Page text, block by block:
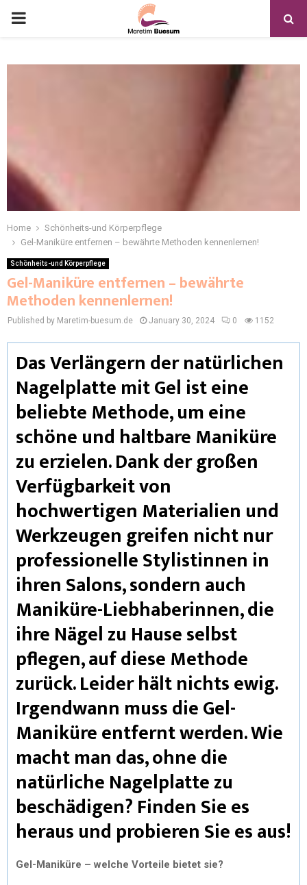
Home
Schönheits-und Körperpflege
Gel-Maniküre entfernen – bewährte Methoden kennenlernen!
Schönheits-und Körperpflege
Gel-Maniküre entfernen – bewährte
Methoden kennenlernen!
Published by Maretim-buesum.de January 30, 2024 0 1152
Das Verlängern der natürlichen
Nagelplatte mit Gel ist eine
beliebte Methode, um eine
schöne und haltbare Maniküre
zu erzielen. Dank der großen
Verfügbarkeit von
hochwertigen Materialien und
Werkzeugen greifen nicht nur
professionelle Stylistinnen in
ihren Salons, sondern auch
Maniküre-Liebhaberinnen, die
ihre Nägel zu Hause selbst
pflegen, auf diese Methode
zurück. Leider hält nichts ewig.
Irgendwann muss die Gel-
Maniküre entfernt werden. Wie
macht man das, ohne die
natürliche Nagelplatte zu
beschädigen? Finden Sie es
heraus und probieren Sie es aus!
Gel-Maniküre – welche Vorteile bietet sie?